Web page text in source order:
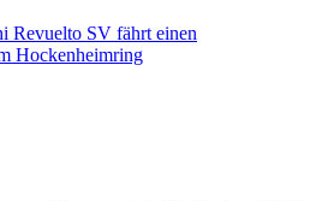
Revuelto SV fährt einen
Hockenheimring